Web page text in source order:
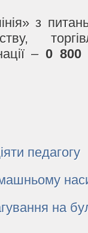
з
– 0
педагогу
на